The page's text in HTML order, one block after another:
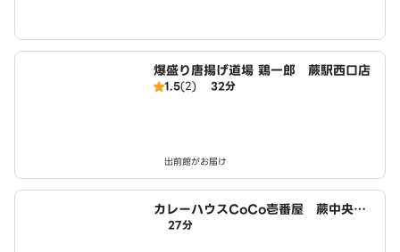
爆盛り唐揚げ道場 鶏一郎 蕨駅西口店
1.5(2) 32分
出前館がお届け
カレーハウスCoCo壱番屋 蕨中央店
（SD）
27分